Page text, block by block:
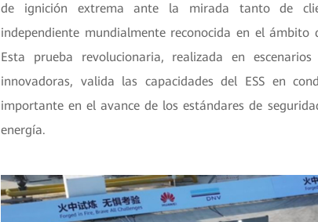
de ignición extrema ante la mirada tanto de
independiente mundialmente reconocida en el
Esta prueba revolucionaria, realizada en
innovadoras, valida las capacidades del ESS en
importante en el avance de los estándares de
energía.